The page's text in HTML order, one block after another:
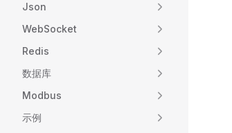
Json
WebSocket
Redis
数据库
Modbus
示例